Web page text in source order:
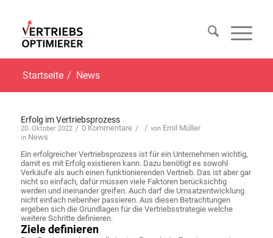
Startseite / News
Erfolg im Vertriebsprozess
20. Oktober 2022 / 0 Kommentare /
in News
/ von Emil Müller
Ein erfolgreicher Vertriebsprozess ist für ein Unternehmen wichtig,
damit es mit Erfolg existieren kann. Dazu benötigt es sowohl
Verkäufe als auch einen funktionierenden Vertrieb. Das ist aber gar
nicht so einfach, dafür müssen viele Faktoren berücksichtig
werden und ineinander greifen. Auch darf die Umsatzentwicklung
nicht einfach nebenher passieren. Aus diesen Betrachtungen
ergeben sich die Grundlagen für die Vertriebsstrategie welche
weitere Schritte definieren.
Ziele definieren